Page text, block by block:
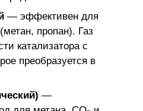
— эффективен для
пропан). Газ
катализатора с
преобразуется в
—